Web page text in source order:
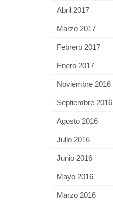
Abril 2017
Marzo 2017
Febrero 2017
Enero 2017
Noviembre 2016
Septiembre 2016
Agosto 2016
Julio 2016
Junio 2016
Mayo 2016
Marzo 2016